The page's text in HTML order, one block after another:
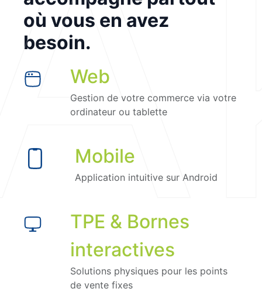
où vous en avez
besoin.
Web
Gestion de votre commerce via votre
ordinateur ou tablette
Mobile
Application intuitive sur Android
TPE & Bornes
interactives
Solutions physiques pour les points
de vente fixes